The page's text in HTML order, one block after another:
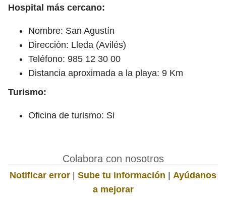
Hospital más cercano:
Nombre: San Agustín
Dirección: Lleda (Avilés)
Teléfono: 985 12 30 00
Distancia aproximada a la playa: 9 Km
Turismo:
Oficina de turismo: Si
Colabora con nosotros
Notificar error | Sube tu información | Ayúdanos
a mejorar